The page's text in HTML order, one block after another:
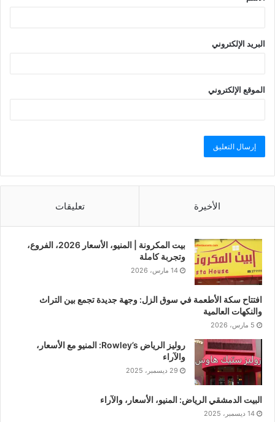
البريد الإلكتروني
الموقع الإلكتروني
الأخيرة تعليقات
بيت المكرونة | المنيو، الأسعار 2026، الفروع،
وتجربة كاملة
14 مارس، 2026
افتتاح سكة الأطعمة في سوق الزل: وجهة جديدة تجمع بين التراث
والنكهات العالمية
5 مارس، 2026
روليز الرياض Rowley’s: المنيو مع الأسعار،
والآراء
29 ديسمبر، 2025
البيت الدمشقي الرياض: المنيو، الأسعار، والآراء
14 ديسمبر، 2025